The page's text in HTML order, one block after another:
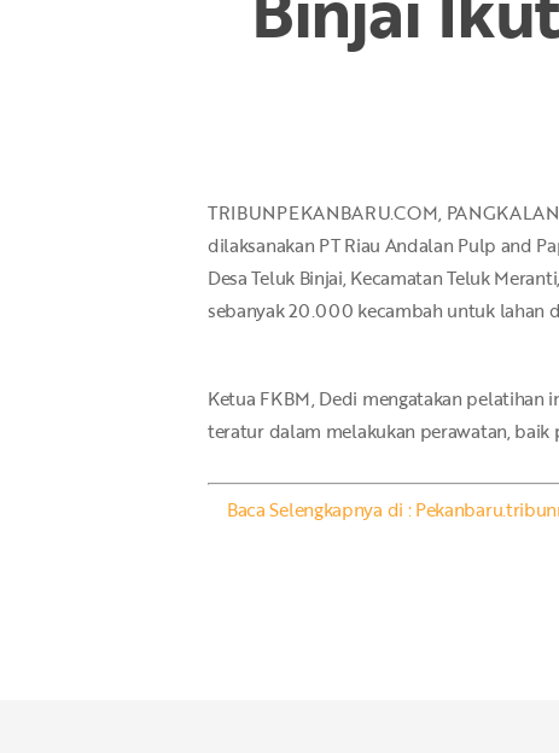
TRIBUNPEKANBARU.COM,
dilaksanakan PT Riau Andalan Pulp and
Desa Teluk Binjai, Kecamatan Teluk
sebanyak 20.000 kecambah untuk lahan
Ketua FKBM, Dedi mengatakan pelatihan
teratur dalam melakukan perawatan,
Baca Selengkapnya di :